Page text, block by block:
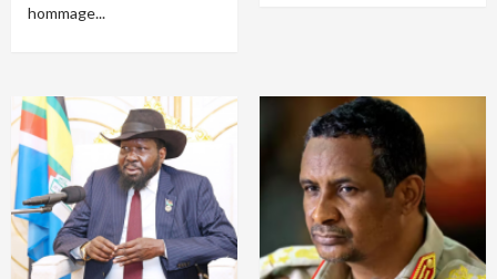
hommage...